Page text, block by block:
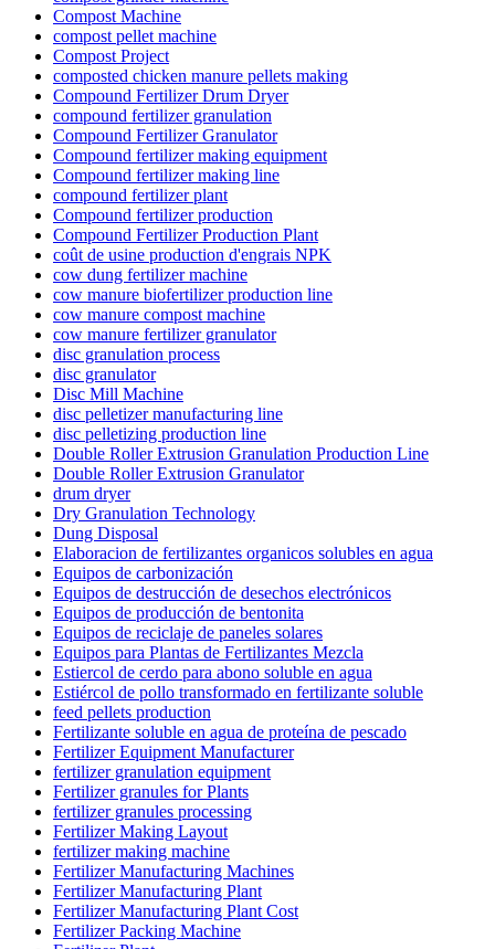
Compost Machine
compost pellet machine
Compost Project
composted chicken manure pellets making
Compound Fertilizer Drum Dryer
compound fertilizer granulation
Compound Fertilizer Granulator
Compound fertilizer making equipment
Compound fertilizer making line
compound fertilizer plant
Compound fertilizer production
Compound Fertilizer Production Plant
coût de usine production d'engrais NPK
cow dung fertilizer machine
cow manure biofertilizer production line
cow manure compost machine
cow manure fertilizer granulator
disc granulation process
disc granulator
Disc Mill Machine
disc pelletizer manufacturing line
disc pelletizing production line
Double Roller Extrusion Granulation Production Line
Double Roller Extrusion Granulator
drum dryer
Dry Granulation Technology
Dung Disposal
Elaboracion de fertilizantes organicos solubles en agua
Equipos de carbonización
Equipos de destrucción de desechos electrónicos
Equipos de producción de bentonita
Equipos de reciclaje de paneles solares
Equipos para Plantas de Fertilizantes Mezcla
Estiercol de cerdo para abono soluble en agua
Estiércol de pollo transformado en fertilizante soluble
feed pellets production
Fertilizante soluble en agua de proteína de pescado
Fertilizer Equipment Manufacturer
fertilizer granulation equipment
Fertilizer granules for Plants
fertilizer granules processing
Fertilizer Making Layout
fertilizer making machine
Fertilizer Manufacturing Machines
Fertilizer Manufacturing Plant
Fertilizer Manufacturing Plant Cost
Fertilizer Packing Machine